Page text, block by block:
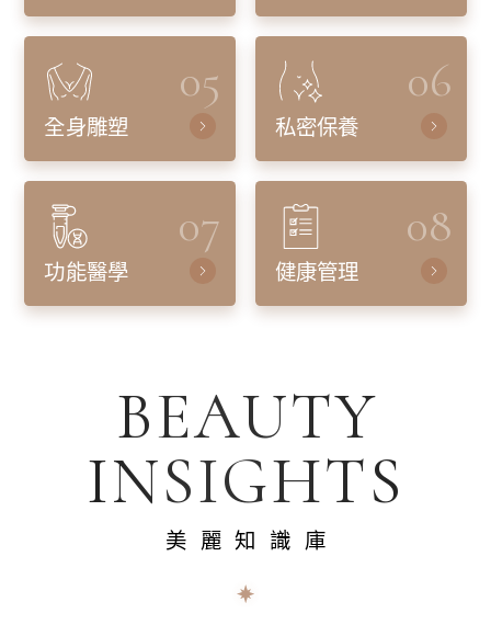
05
全身雕塑
06
私密保養
07
功能醫學
08
健康管理
BEAUTY
INSIGHTS
美麗知識庫